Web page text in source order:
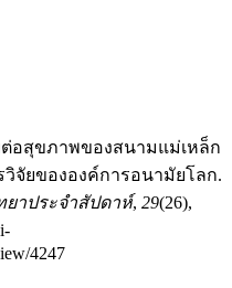
ต่อสุขภาพของสนามแม่เหล็ก
วิจัยขององค์การอนามัยโลก.
ยาประจำสัปดาห์, 29(26),
4247